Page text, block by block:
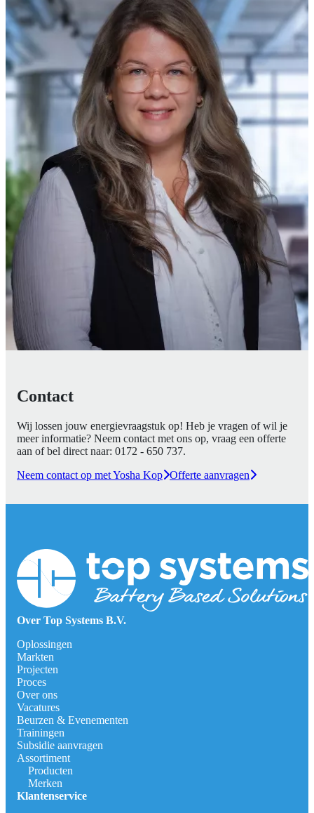
Contact
Wij lossen jouw energievraagstuk op! Heb je vragen of wil je
meer informatie? Neem contact met ons op, vraag een offerte
aan of bel direct naar: 0172 - 650 737.
Neem contact op met Yosha Kop Offerte aanvragen
Over Top Systems B.V.
Oplossingen
Markten
Projecten
Proces
Over ons
Vacatures
Beurzen & Evenementen
Trainingen
Subsidie aanvragen
Assortiment
Producten
Merken
Klantenservice